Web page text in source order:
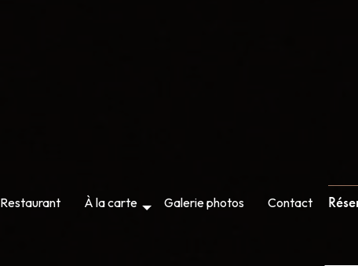
Restaurant À la carte Galerie photos Contact